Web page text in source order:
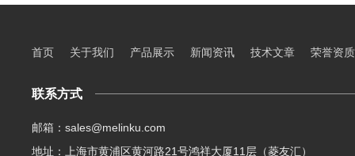
首页 关于我们 产品展示 新闻资讯 技术文章 荣誉资质
联系方式
邮箱：sales@melinku.com
地址：上海市黄浦区黄河路21号鸿祥大厦11层（菱友汇）